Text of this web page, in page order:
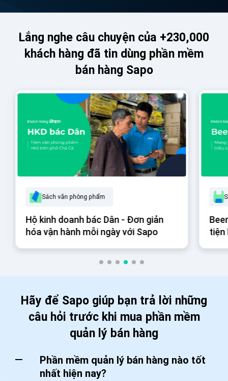
Lắng nghe câu chuyện của +230,000
khách hàng đã tin dùng phần mềm
bán hàng Sapo
Sách văn phòng phẩm
Hộ kinh doanh bác Dân - Đơn giản
hóa vận hành mỗi ngày với Sapo
tiện
Hãy để Sapo giúp bạn trả lời những
câu hỏi trước khi mua phần mềm
quản lý bán hàng
Phần mềm quản lý bán hàng nào tốt
nhất hiện nay?